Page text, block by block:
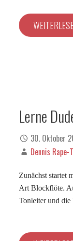
Lerne
30. Oktober
Dennis Rape-
Zunächst startet
Art Blockflöte.
Tonleiter und